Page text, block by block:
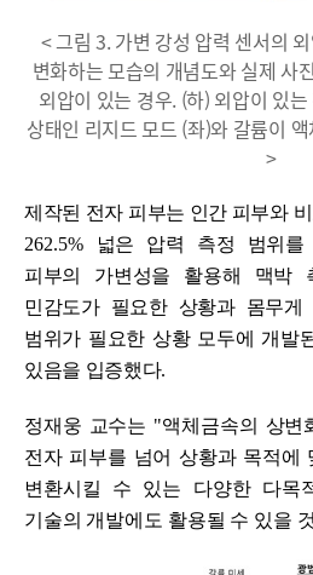
< 그림 3. 가변 강성 압력 센서의
변화하는 모습의 개념도와 실제 사
외압이 있는 경우. (하) 외압이 있
상태인 리지드 모드 (좌)와 갈륨이
>
제작된 전자 피부는 인간 피부와
262.5%
넓은 압력 측정 범위를
피부의 가변성을 활용해 맥박
민감도가 필요한 상황과 몸무
범위가 필요한 상황 모두에 개발
있음을 입증했다.
정재웅 교수는 "액체금속의 상변
전자 피부를 넘어 상황과 목적에
변환시킬 수 있는 다양한 다목
기술의 개발에도 활용될 수 있을